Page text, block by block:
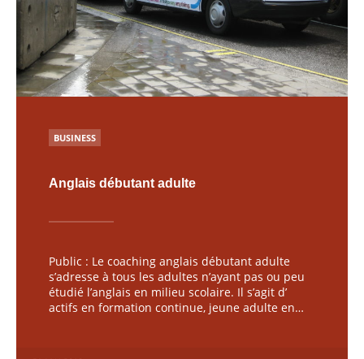
PUBLIÉ
BUSINESS
Anglais débutant adulte
Public : Le coaching anglais débutant adulte
s’adresse à tous les adultes n’ayant pas ou peu
étudié l’anglais en milieu scolaire. Il s’agit d’
actifs en formation continue, jeune adulte en…